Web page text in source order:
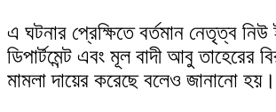
এ ঘটনার প্রেক্ষিতে বর্তমান নেতৃত্ব নিউ
ডিপার্টমেন্ট এবং মূল বাদী আবু তাহেরের
মামলা দায়ের করেছে বলেও জানানো হয়।